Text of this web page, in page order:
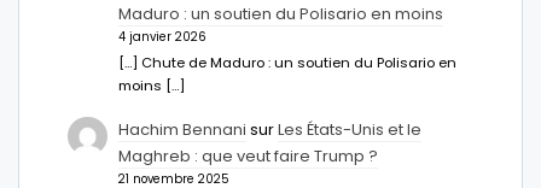
Maduro : un soutien du Polisario en moins
4 janvier 2026
[…] Chute de Maduro : un soutien du Polisario en
moins […]
Hachim Bennani surLes États-Unis et le
Maghreb : que veut faire Trump ?
21 novembre 2025